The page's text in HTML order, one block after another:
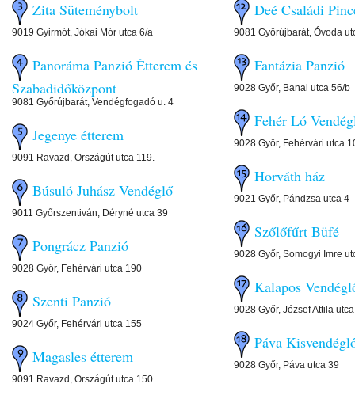
Zita Süteménybolt
9019 Gyirmót, Jókai Mór utca 6/a
Panoráma Panzió Étterem és
Szabadidőközpont
9081 Győrújbarát, Vendégfogadó u. 4
Jegenye étterem
9091 Ravazd, Országút utca 119.
Búsuló Juhász Vendéglő
9011 Győrszentiván, Déryné utca 39
Pongrácz Panzió
9028 Győr, Fehérvári utca 190
Szenti Panzió
9024 Győr, Fehérvári utca 155
Magasles étterem
9091 Ravazd, Országút utca 150.
Deé Családi
9081 Győrújbarát, Óvoda
Fantázia Panzió
9028 Győr, Banai utca 56/b
Fehér Ló
9028 Győr, Fehérvári utca
Horváth ház
9021 Győr, Pándzsa utca 4
Szőlőfűrt Büfé
9028 Győr, Somogyi Imre
Kalapos
9028 Győr, József Attila
Páva
9028 Győr, Páva utca 39